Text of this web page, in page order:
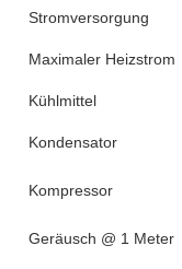
Stromversorgung
Maximaler Heizstrom
Kühlmittel
Kondensator
Kompressor
Geräusch @ 1 Meter